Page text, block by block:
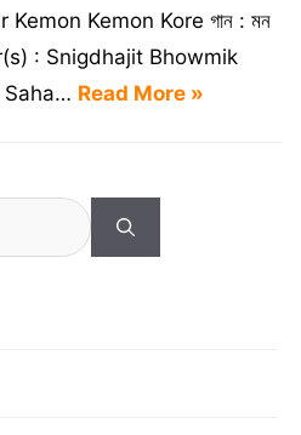
Kemon Kore গান : মন
: Snigdhajit Bhowmik
Saha… Read More »